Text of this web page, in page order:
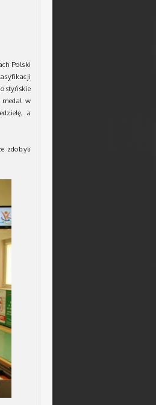
Polski
medal w
a
zdobyli